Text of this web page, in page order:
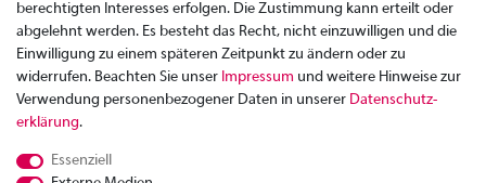
Zahlung
Rücksendung
berechtigten Interesses erfolgen. Die Zustimmung kann erteilt oder
abgelehnt werden. Es besteht das Recht, nicht einzuwilligen und die
Einwilligung zu einem späteren Zeitpunkt zu ändern oder zu
widerrufen. Beachten Sie unser Impressum und weitere Hinweise zur
Verwendung personenbezogener Daten in unserer Daten­schutz­
erklärung.
Essenziell